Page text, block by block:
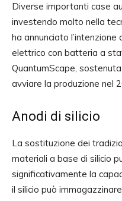
Diverse importanti case
investendo molto nella
ha annunciato
elettrico con batteria a
QuantumScape,
avviare la produzione nel
Anodi di silicio
La sostituzione dei
materiali a base di silicio
significativamente la
il silicio può